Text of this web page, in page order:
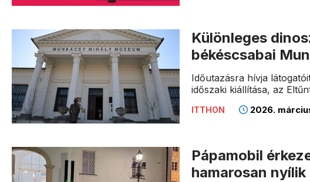
Különleges
békéscsabai
Időutazásra hívja
időszaki kiállítása, az
ITTHON 2026.
Pápamobil
hamarosan